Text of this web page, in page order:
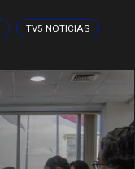
TV5 NOTICIAS